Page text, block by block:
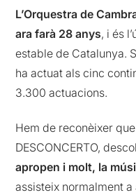
L’Orquestra de
ara farà 28 anys, i és
estable de Catalunya.
ha actuat als cinc
3.300 actuacions.
Hem de reconèixer
DESCONCERTO,
apropen i molt, la
assisteix normalment